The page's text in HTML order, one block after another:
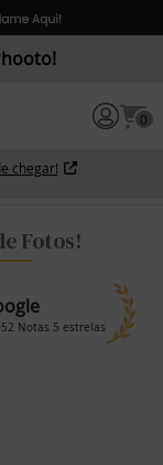
0
chegar!
Fotos!
Notas 5 estrelas